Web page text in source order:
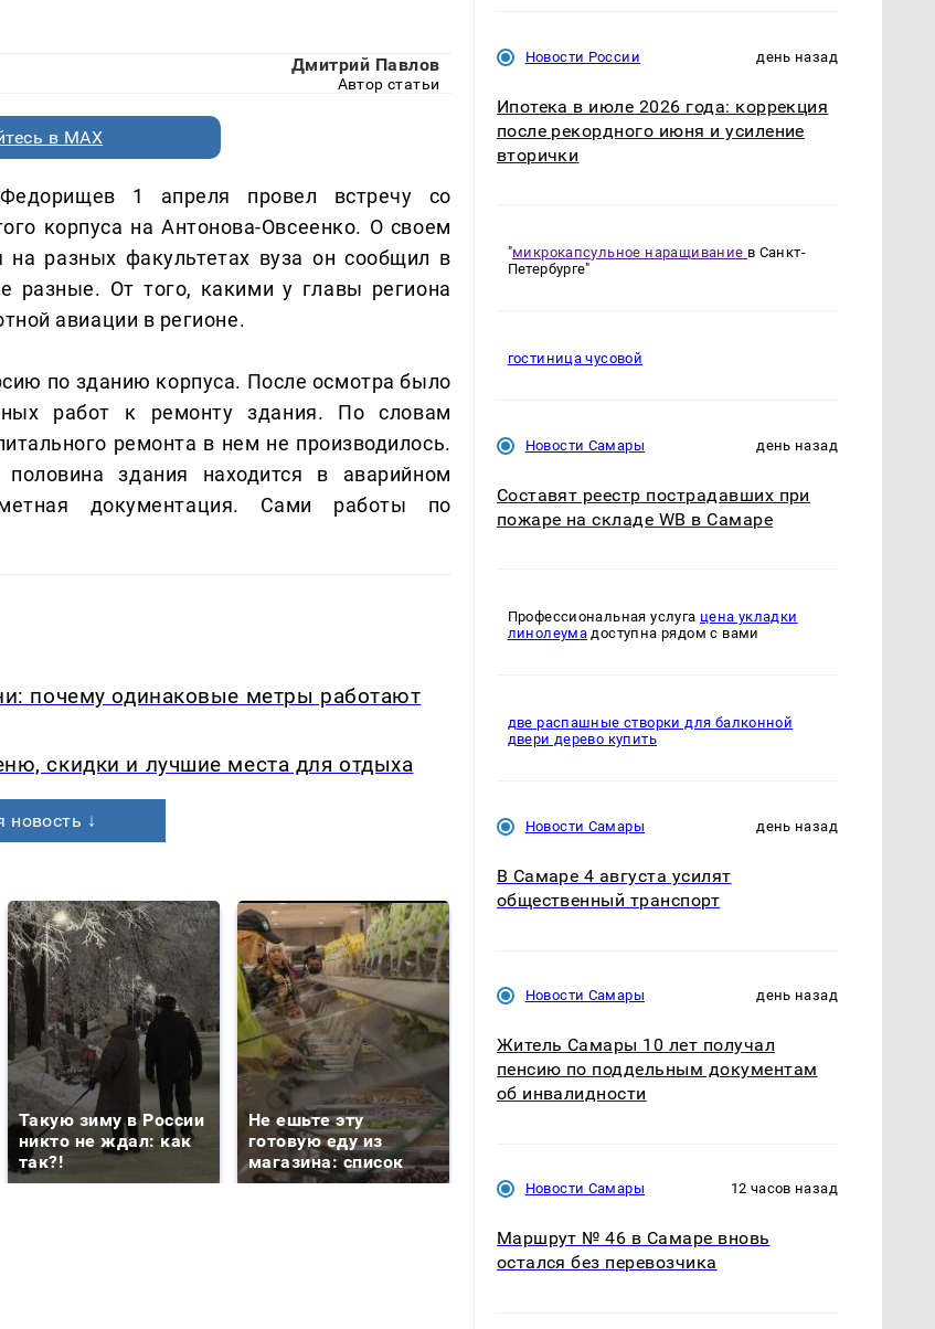
Дмитрий Павлов
Автор статьи
в MAX
1 апреля провел встречу со
корпуса на Антонова-Овсеенко. О своем
разных факультетах вуза он сообщил в
разные. От того, какими у главы региона
авиации в регионе.
по зданию корпуса. После осмотра было
работ к ремонту здания. По словам
ремонта в нем не производилось.
здания находится в аварийном
документация. Сами работы по
почему одинаковые метры работают
скидки и лучшие места для отдыха
↓
Такую зиму в России
никто не ждал: как
так?!
Не ешьте эту
готовую еду из
магазина: список
Новости России день назад
Ипотека в июле 2026 года: коррекция
после рекордного июня и усиление
вторички
"микрокапсульное наращивание в Санкт-
Петербурге"
гостиница чусовой
Новости Самары день назад
Составят реестр пострадавших при
пожаре на складе WB в Самаре
Профессиональная услуга цена укладки
линолеума доступна рядом с вами
две распашные створки для балконной
двери дерево купить
Новости Самары день назад
В Самаре 4 августа усилят
общественный транспорт
Новости Самары день назад
Житель Самары 10 лет получал
пенсию по поддельным документам
об инвалидности
Новости Самары 12 часов назад
Маршрут № 46 в Самаре вновь
остался без перевозчика